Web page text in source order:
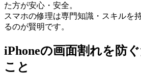
た方が安心・安全。
スマホの修理は専門知識・スキルを
るのが賢明です。
iPhoneの画面割れを防
こと